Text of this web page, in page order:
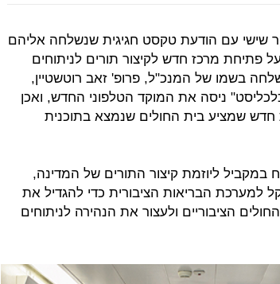
שישי עם הודעת טקסט חגיגית שנשלחה אליהם
מרכז חדש לקיצור תורים לניתוחים
בשמו של המנכ"ל, פרופ' זאב רוטשטיין,
ניסה את המוקד הטלפוני החדש, ואכן
שמציע בית החולים שנמצא בתוכנית
במקביל ליוזמת קיצור התורים של המדינה,
כ־900 מיליון שקל למערכת הבריאות הציבורית כדי להגדיל את
הציבוריים ולעצור את הנהירה לניתוחים